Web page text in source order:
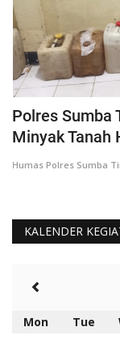
Polres Sumba
Minyak Tanah
Humas Polres Sumba
KALENDER
Mon Tue